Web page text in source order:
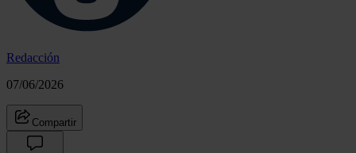
Redacción
07/06/2026
Compartir